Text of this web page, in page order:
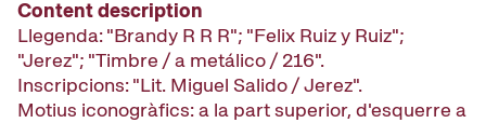
Content description
Llegenda: "Brandy R R R"; "Felix Ruiz y Ruiz";
"Jerez"; "Timbre / a metálico / 216".
Inscripcions: "Lit. Miguel Salido / Jerez".
Motius iconogràfics: a la part superior, d'esquerre a